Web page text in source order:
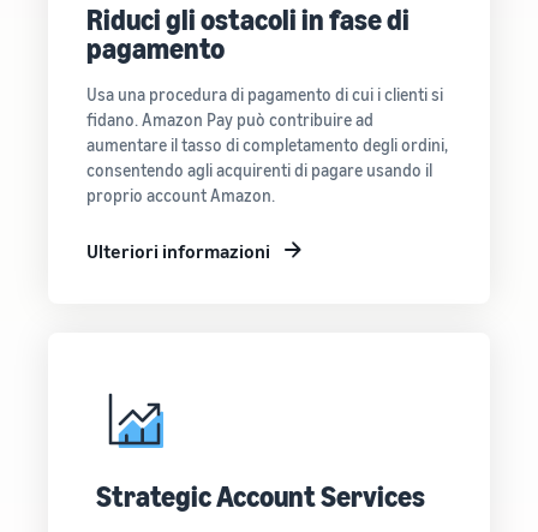
Riduci gli ostacoli in fase di
pagamento
Usa una procedura di pagamento di cui i clienti si
fidano. Amazon Pay può contribuire ad
aumentare il tasso di completamento degli ordini,
consentendo agli acquirenti di pagare usando il
proprio account Amazon.
Ulteriori informazioni
Strategic Account Services